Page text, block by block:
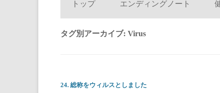
トップ エンディングノート
タグ別アーカイブ:Virus
24. 総称をウィルスとしました